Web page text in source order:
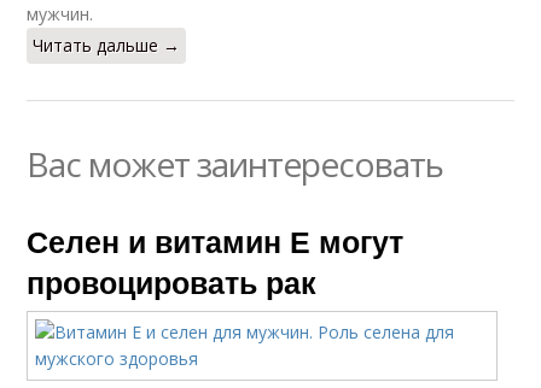
мужчин.
Читать дальше →
Вас может заинтересовать
Селен и витамин Е могут
провоцировать рак